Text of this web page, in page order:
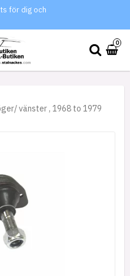
för dig och
0
vänster , 1968 to 1979